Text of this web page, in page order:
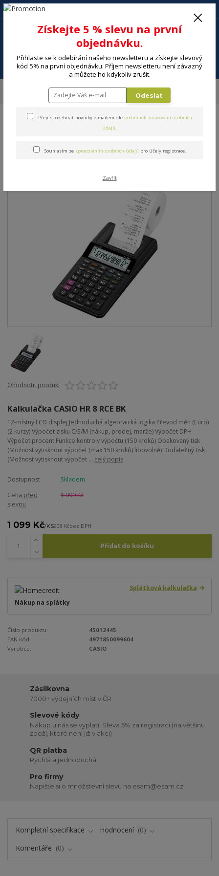
Menu
+420 602 494 600
Kalkulačka CASIO HR 8 RCE
Ohodnotit produkt
Kalkulačka CASIO HR 8 RCE BK
12-místný LCD displej Jednoduchá algebraická logika Převod měn (Euro)
(2 kurzy) Výpočet zisku C/S/M (nákup, prodej, marže) Výpočet DPH
Výpočet procent Funkce kontroly výpočtu (150 kroků) Opakovaný tisk
(Možnost vytisknout výpočet (max 150 kroků) libovolně) Dodatečný tisk
(Možnost vytisknout výpočet ... celý popis
Dostupnost
Skladem
Cena před
slevou
1 099 Kč
1 099 Kč/KS908 Kčbez DPH
Přidat do košíku
Splátková kalkulačka
Nákup na splátky
Číslo produktu:
45012445
EAN kód:
4971850099604
Výrobce:
CASIO
Zásilkovna
7000+ výdejních míst v ČR
Slevové kódy
Nákup u nás se vyplatí! Sleva 5% za registraci (na většinu
zboží, které není již v akci)
QR platba
Rychlá a jednoduchá
Pro firmy
Napište si o množstevní slevu na esam@esam.cz
Kompletní specifikace Hodnocení
0
Komentáře
0
Získejte 5 % slevu na první
objednávku.
Přihlaste se k odebírání našeho newsletteru a získejte slevový
kód 5% na první objednávku. Příjem newsletteru není závazný
a můžete ho kdykoliv zrušit.
Odeslat
Přeji si odebírat novinky e-mailem dle podmínek zpracování osobních
údajů.
Souhlasím se zpracováním osobních údajů pro účely registrace.
Zavřít